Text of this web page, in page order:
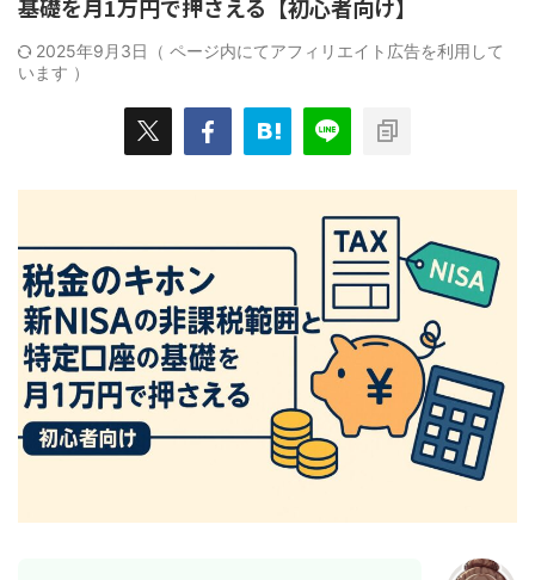
基礎を月1万円で押さえる【初心者向け】
2025年9月3日